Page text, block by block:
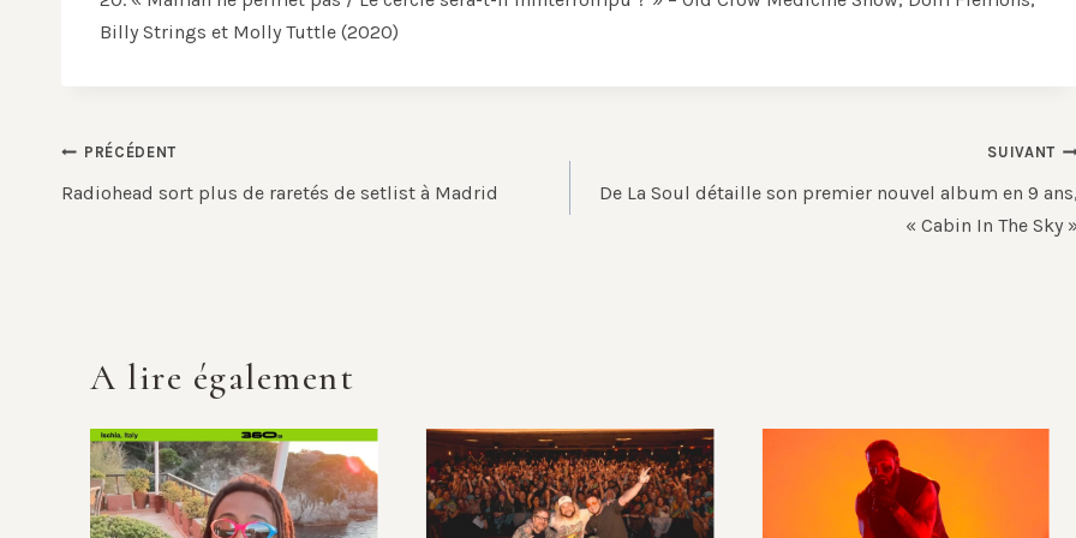
Billy Strings et Molly Tuttle (2020)
Navigation
de
PRÉCÉDENT
Radiohead sort plus de raretés de setlist à Madrid
SUIVANT
De La Soul détaille son premier nouvel album en 9
« Cabin In The Sky
A lire également